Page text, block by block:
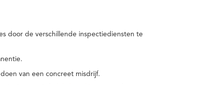
door de verschillende inspectiediensten te
van een concreet misdrijf.